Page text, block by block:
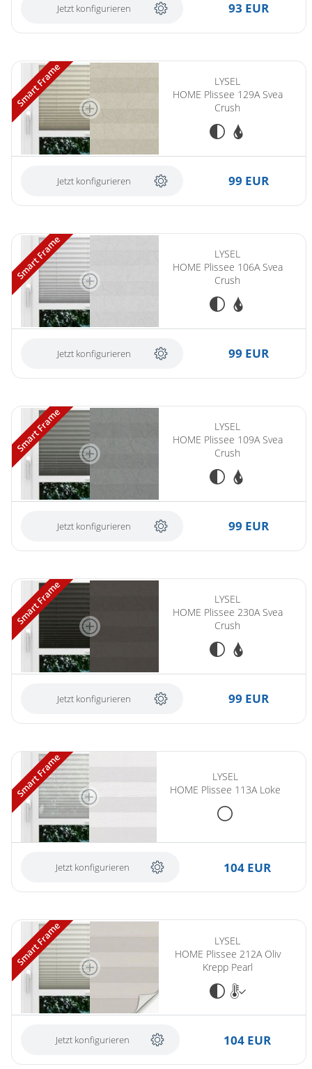
Jetzt konfigurieren 93 EUR
Smart Frame
LYSEL
HOME Plissee 129A Svea
Crush
Jetzt konfigurieren 99 EUR
Smart Frame
LYSEL
HOME Plissee 106A Svea
Crush
Jetzt konfigurieren 99 EUR
Smart Frame
LYSEL
HOME Plissee 109A Svea
Crush
Jetzt konfigurieren 99 EUR
Smart Frame
LYSEL
HOME Plissee 230A Svea
Crush
Jetzt konfigurieren 99 EUR
Smart Frame
LYSEL
HOME Plissee 113A Loke
Jetzt konfigurieren 104 EUR
Smart Frame
LYSEL
HOME Plissee 212A Oliv
Krepp Pearl
Jetzt konfigurieren 104 EUR